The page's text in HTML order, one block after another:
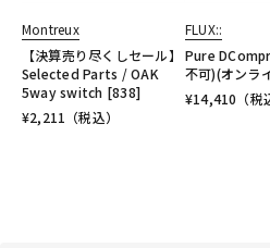
Montreux
【決算売り尽くしセール】
Selected Parts / OAK
5way switch [838]
¥2,211 （税込）
FLUX::
Pure
不可)(オンラ
¥14,410 （税